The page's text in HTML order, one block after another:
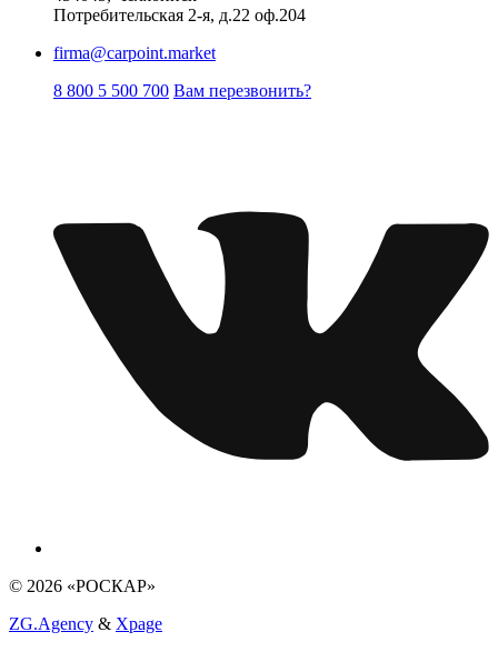
Потребительская 2-я, д.22 оф.204
firma@carpoint.market
8 800 5 500 700 Вам перезвонить?
© 2026 «РОСКАР»
ZG.Agency & Xpage